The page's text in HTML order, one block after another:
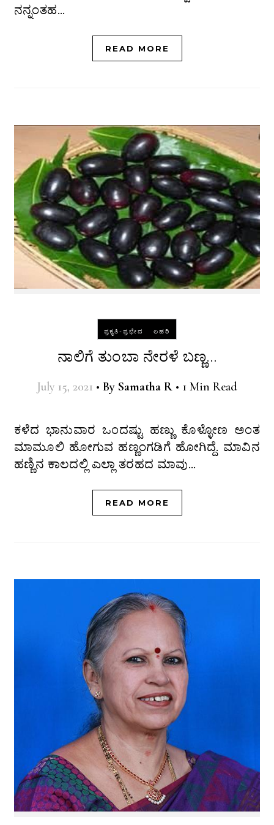
ನನ್ನಂತಹ…
READ MORE
ಪ್ರಕೃತಿ-ಪ್ರಭೇದ ಲಹರಿ
ನಾಲಿಗೆ ತುಂಬಾ ನೇರಳೆ ಬಣ್ಣ…
July 15, 2021 • By Samatha R • 1 Min Read
ಕಳೆದ ಭಾನುವಾರ ಒಂದಷ್ಟು ಹಣ್ಣು ಕೊಳ್ಳೋಣ ಅಂತ
ಮಾಮೂಲಿ ಹೋಗುವ ಹಣ್ಣಂಗಡಿಗೆ ಹೋಗಿದ್ದೆ. ಮಾವಿನ
ಹಣ್ಣಿನ ಕಾಲದಲ್ಲಿ ಎಲ್ಲಾ ತರಹದ ಮಾವು…
READ MORE